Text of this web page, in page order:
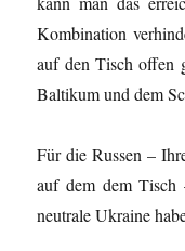
Kombination
auf den Tisch offen
Baltikum und dem
Für die Russen –
auf dem dem Tisch
neutrale Ukraine